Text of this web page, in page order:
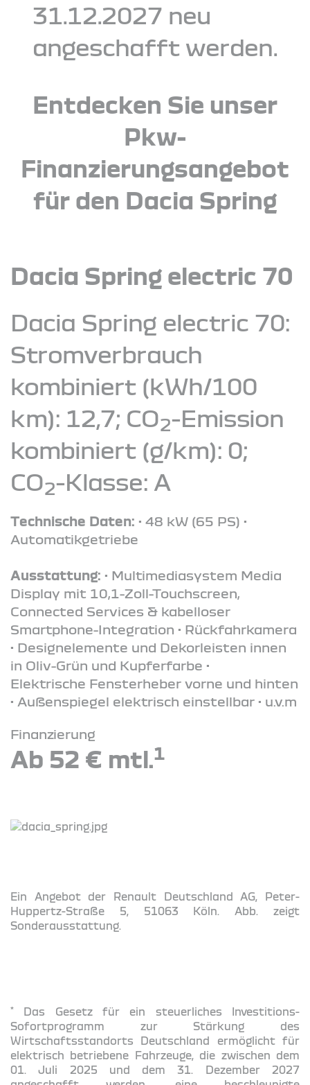
31.12.2027 neu
angeschafft werden.
Entdecken Sie unser
Pkw-
Finanzierungsangebot
für den Dacia Spring
Dacia Spring electric 70
Dacia Spring electric 70:
Stromverbrauch
kombiniert (kWh/100
km): 12,7; CO2-Emission
kombiniert (g/km): 0;
CO2-Klasse: A
Technische Daten: • 48 kW (65 PS) •
Automatikgetriebe
Ausstattung: • Multimediasystem Media
Display mit 10,1-Zoll-Touchscreen,
Connected Services & kabelloser
Smartphone-Integration • Rückfahrkamera
• Designelemente und Dekorleisten innen
in Oliv-Grün und Kupferfarbe •
Elektrische Fensterheber vorne und hinten
• Außenspiegel elektrisch einstellbar • u.v.m
Finanzierung
Ab 52 € mtl.1
Ein Angebot der Renault Deutschland AG, Peter-
Huppertz-Straße 5, 51063 Köln. Abb. zeigt
Sonderausstattung.
*
Das Gesetz für ein steuerliches Investitions-
Sofortprogramm zur Stärkung des
Wirtschaftsstandorts Deutschland ermöglicht für
elektrisch betriebene Fahrzeuge, die zwischen dem
01. Juli 2025 und dem 31. Dezember 2027